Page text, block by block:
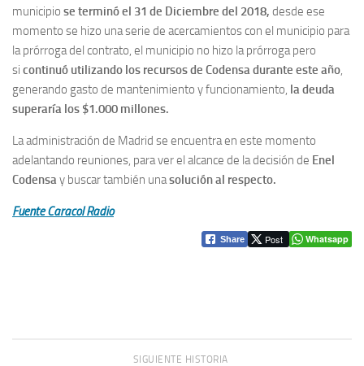
municipio se terminó el 31 de Diciembre del 2018, desde ese
momento se hizo una serie de acercamientos con el municipio para
la prórroga del contrato, el municipio no hizo la prórroga pero
si continuó utilizando los recursos de Codensa durante este año
generando gasto de mantenimiento y funcionamiento, la deuda
superaría los $1.000 millones.
La administración de Madrid se encuentra en este momento
adelantando reuniones, para ver el alcance de la decisión de Enel
Codensa y buscar también unasolución al respecto.
Fuente Caracol Radio
Share Post Whatsapp
SIGUIENTE HISTORIA